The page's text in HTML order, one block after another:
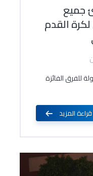
جميع
القدم
للفرق الفائزة
قراءة المزيد